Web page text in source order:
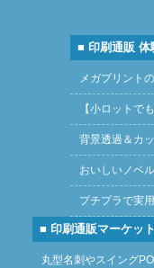
■ 印刷通販 体
メガプリント
【小ロットで
背景透過＆カ
おいしいノベ
プチプラで実
■ 印刷通販マーケッ
丸型名刺やスイング